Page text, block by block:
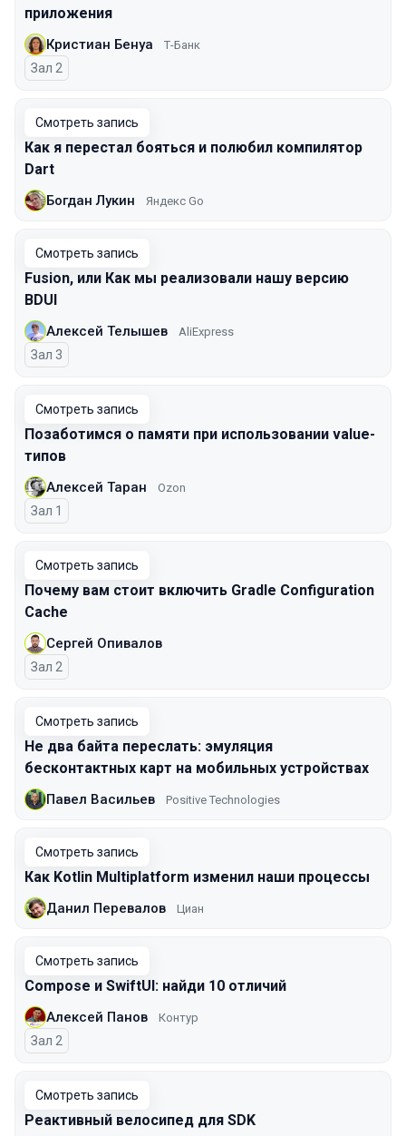
приложения
Кристиан Бенуа Т-Банк
Зал 2
Смотреть запись
Как я перестал бояться и полюбил компилятор
Dart
Богдан Лукин Яндекс Go
Смотреть запись
Fusion, или Как мы реализовали нашу версию
BDUI
Алексей Телышев AliExpress
Зал 3
Смотреть запись
Позаботимся о памяти при использовании value-
типов
Алексей Таран Ozon
Зал 1
Смотреть запись
Почему вам стоит включить Gradle Configuration
Cache
Сергей Опивалов
Зал 2
Смотреть запись
Не два байта переслать: эмуляция
бесконтактных карт на мобильных устройствах
Павел Васильев Positive Technologies
Смотреть запись
Как Kotlin Multiplatform изменил наши процессы
Данил Перевалов Циан
Смотреть запись
Compose и SwiftUI: найди 10 отличий
Алексей Панов Контур
Зал 2
Смотреть запись
Реактивный велосипед для SDK